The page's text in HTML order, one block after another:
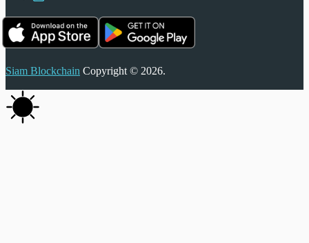
Siam Blockchain Copyright © 2026.